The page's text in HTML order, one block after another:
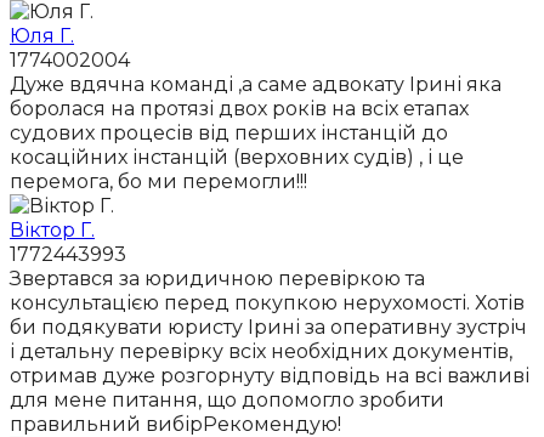
Юля Г.
1774002004
Дуже вдячна команді ,а саме адвокату Ірині яка
боролася на протязі двох років на всіх етапах
судових процесів від перших інстанцій до
косаційних інстанцій (верховних судів) , і це
перемога, бо ми перемогли!!!
Віктор Г.
1772443993
Звертався за юридичною перевіркою та
консультацією перед покупкою нерухомості. Хотів
би подякувати юристу Ірині за оперативну зустріч
і детальну перевірку всіх необхідних документів,
отримав дуже розгорнуту відповідь на всі важливі
для мене питання, що допомогло зробити
правильний вибірРекомендую!